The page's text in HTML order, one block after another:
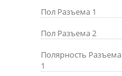
Пол Разъема 1
Пол Разъема 2
Полярность Разъема
1